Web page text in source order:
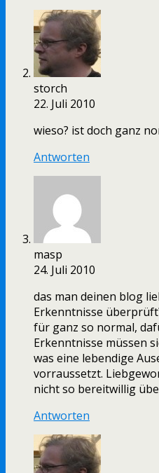
storch
22. Juli 2010
wieso? ist doch ganz
Antworten
masp
24. Juli 2010
das man deinen blog
Erkenntnisse
für ganz so normal,
Erkenntnisse müssen
was eine lebendige
vorraussetzt.
nicht so bereitwillig
Antworten